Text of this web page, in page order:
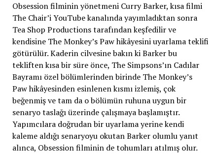
Obsession filminin yönetmeni Curry Barker, kısa filmi
The Chair’i YouTube kanalında yayımladıktan sonra
Tea Shop Productions tarafından keşfedilir ve
kendisine The Monkey’s Paw hikâyesini uyarlama teklifi
götürülür. Kaderin cilvesine bakın ki Barker bu
tekliften kısa bir süre önce, The Simpsons’ın Cadılar
Bayramı özel bölümlerinden birinde The Monkey’s
Paw hikâyesinden esinlenen kısmı izlemiş, çok
beğenmiş ve tam da o bölümün ruhuna uygun bir
senaryo taslağı üzerinde çalışmaya başlamıştır.
Yapımcılara doğrudan bir uyarlama yerine kendi
kaleme aldığı senaryoyu okutan Barker olumlu yanıt
alınca, Obsession filminin de tohumları atılmış olur.